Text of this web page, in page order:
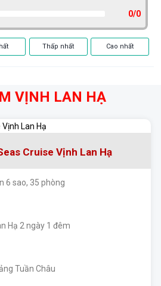
0/0
Thấp nhất Cao nhất
VỊNH LAN HẠ
Cruise Vịnh Lan Hạ
6 sao, 35 phòng
Hạ 2 ngày 1 đêm
Tuần Châu